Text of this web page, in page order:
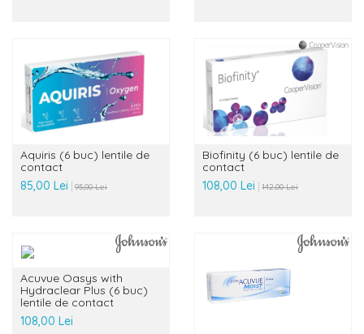
Aquiris (6 buc) lentile de
contact
85,00 Lei
95,00 Lei
Biofinity (6 buc) lentile de
contact
108,00 Lei
142,00 Lei
Acuvue Oasys with
Hydraclear Plus (6 buc)
lentile de contact
108,00 Lei